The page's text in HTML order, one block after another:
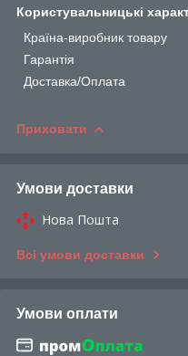
Користувальницькі
Країна-виробник товару
Гарантія
Доставка/Оплата
Приховати
Умови доставки
Нова Пошта
Всі умови доставки
Умови оплати